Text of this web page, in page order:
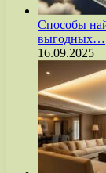
Способы
выгодных…
16.09.2025